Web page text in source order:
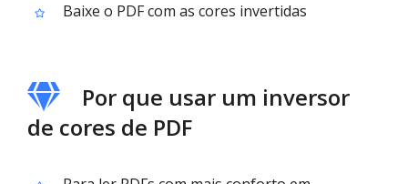
Baixe o PDF com as cores invertidas
Por que usar um inversor
de cores de PDF